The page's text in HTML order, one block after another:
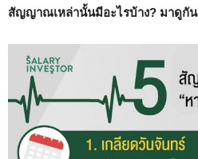
สัญญาณเหล่านั้นมีอะไรบ้าง? มาดูกัน